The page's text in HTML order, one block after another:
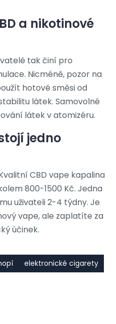
a nikotinové
tak činí pro
Nicméně, pozor na
hotové směsi od
látek. Samovolné
látek v atomizéru.
jedno
CBD vape kapalina
800-1500 Kč. Jedna
uživateli 2-4 týdny. Je
vape, ale zaplatíte za
účinek.
elektronické cigarety